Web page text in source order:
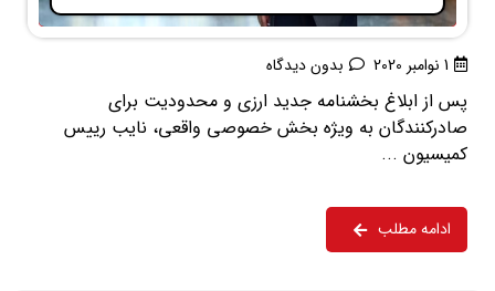
1 نوامبر 2020 بدون دیدگاه
پس از ابلاغ بخشنامه جدید ارزی و محدودیت برای
صادرکنندگان به ویژه بخش خصوصی واقعی، نایب رییس
کمیسیون ...
ادامه مطلب